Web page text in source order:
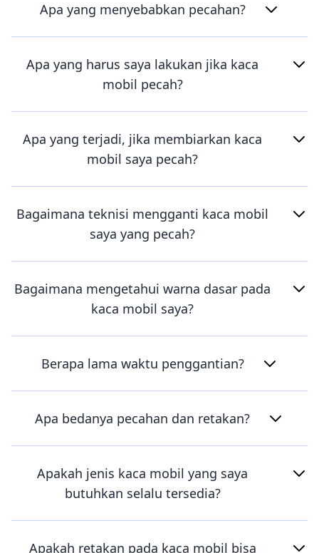
Apa yang menyebabkan pecahan?
Apa yang harus saya lakukan jika kaca
mobil pecah?
Apa yang terjadi, jika membiarkan kaca
mobil saya pecah?
Bagaimana teknisi mengganti kaca mobil
saya yang pecah?
Bagaimana mengetahui warna dasar pada
kaca mobil saya?
Berapa lama waktu penggantian?
Apa bedanya pecahan dan retakan?
Apakah jenis kaca mobil yang saya
butuhkan selalu tersedia?
Apakah retakan pada kaca mobil bisa